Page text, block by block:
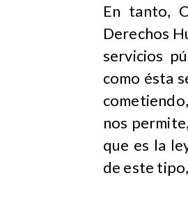
En tanto,
Derechos
servicios
como ésta
nos
que es la
de este